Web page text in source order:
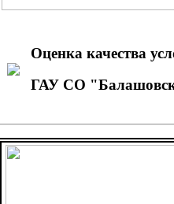
Оценка качества
ГАУ СО